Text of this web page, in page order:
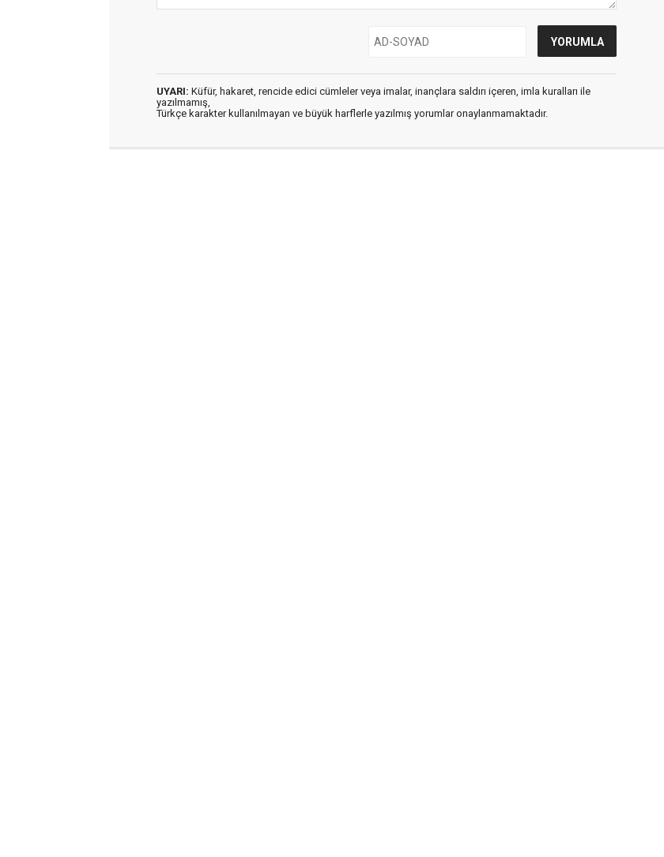
UYARI: Küfür, hakaret, rencide edici cümleler veya imalar, inançlara saldırı içeren, imla kuralları ile
yazılmamış,
Türkçe karakter kullanılmayan ve büyük harflerle yazılmış yorumlar onaylanmamaktadır.